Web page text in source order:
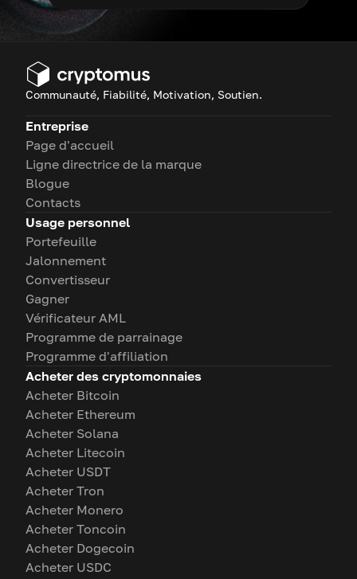
Communauté, Fiabilité, Motivation, Soutien.
Entreprise
Page d'accueil
Ligne directrice de la marque
Blogue
Contacts
Usage personnel
Portefeuille
Jalonnement
Convertisseur
Gagner
Vérificateur AML
Programme de parrainage
Programme d'affiliation
Acheter des cryptomonnaies
Acheter Bitcoin
Acheter Ethereum
Acheter Solana
Acheter Litecoin
Acheter USDT
Acheter Tron
Acheter Monero
Acheter Toncoin
Acheter Dogecoin
Acheter USDC